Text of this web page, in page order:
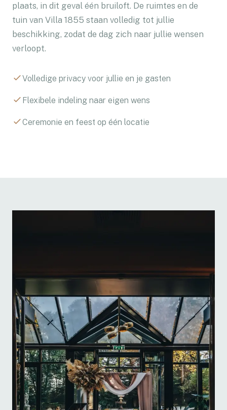
plaats, in dit geval één bruiloft. De ruimtes en de
tuin van Villa 1855 staan volledig tot jullie
beschikking, zodat de dag zich naar jullie wensen
verloopt.
Volledige privacy voor jullie en je gasten
Flexibele indeling naar eigen wens
Ceremonie en feest op één locatie